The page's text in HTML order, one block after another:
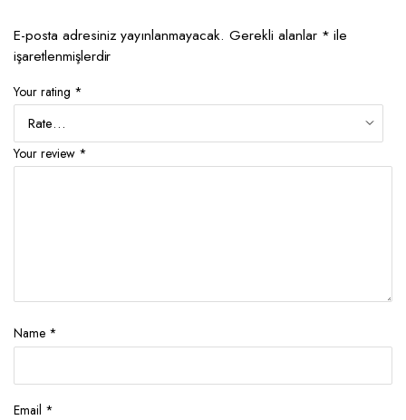
E-posta adresiniz yayınlanmayacak. Gerekli alanlar * ile
işaretlenmişlerdir
Your rating *
Your review *
Name *
Email *